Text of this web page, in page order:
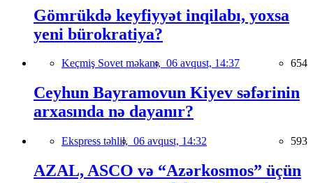
Gömrükdə keyfiyyət inqilabı, yoxsa
yeni bürokratiya?
Keçmiş Sovet məkanı, 06 avqust, 14:37 654
Ceyhun Bayramovun Kiyev səfərinin
arxasında nə dayanır?
Ekspress təhlil, 06 avqust, 14:32 593
AZAL, ASCO və “Azərkosmos” üçün